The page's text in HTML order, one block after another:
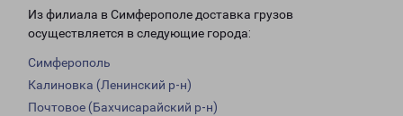
Из филиала в Симферополе доставка грузов
осуществляется в следующие города:
Симферополь
Калиновка (Ленинский р-н)
Почтовое (Бахчисарайский р-н)